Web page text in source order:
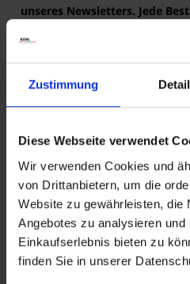
Zustimmung
Diese Webseite verwendet
Wir verwenden Cookies und
von Drittanbietern, um die
Website zu gewährleisten, die
Angebotes zu analysieren
Einkaufserlebnis bieten zu
finden Sie in unserer
unseres Newsletters. Jede
Artikelnummer:
77528529421
Passend für: F 800 GT
Herstellerinformationen
BMW AG
Petuelring 130, München, DE, 80788
hazmat@bmw.com
Verantwortliche Person für die EU
KOHL automobile GmbH eCom
BMW AG